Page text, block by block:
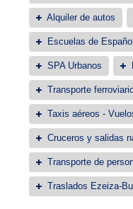
Alquiler de autos
Escuelas de Español
SPA Urbanos
Transporte
Taxis aéreos -
Cruceros y salidas
Transporte de
Traslados Ezeiza-